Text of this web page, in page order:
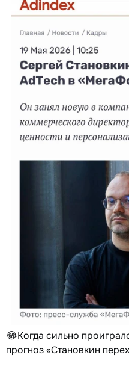
😂Когда сильно
прогноз «Становкин